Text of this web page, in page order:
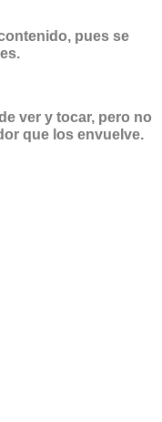
pues se
ver y tocar, pero no
que los envuelve.